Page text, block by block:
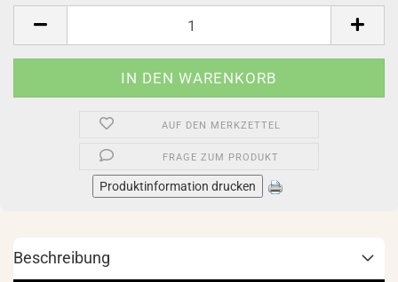
AUF DEN MERKZETTEL
FRAGE ZUM PRODUKT
Produktinformation drucken
Beschreibung